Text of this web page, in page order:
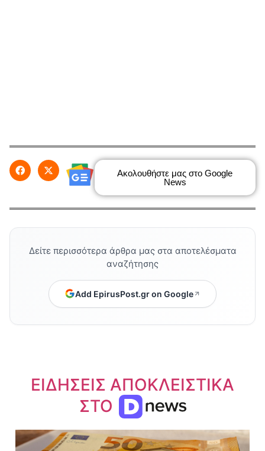
Ακολουθήστε μας στο Google
News
Δείτε περισσότερα άρθρα μας στα αποτελέσματα
αναζήτησης
Add EpirusPost.gr on Google
ΕΙΔΗΣΕΙΣ ΑΠΟΚΛΕΙΣΤΙΚΑ
ΣΤΟ